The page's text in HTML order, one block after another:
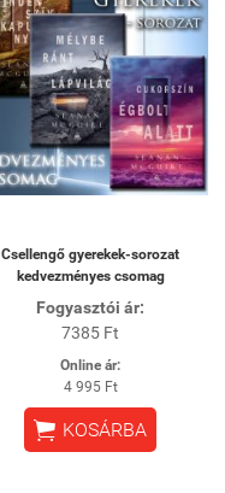
Csellengő gyerekek-sorozat
kedvezményes csomag
Fogyasztói ár:
7385 Ft
Online ár:
4 995 Ft
 KOSÁRBA